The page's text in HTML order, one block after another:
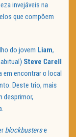
invejáveis na
que compõem
do jovem Liam,
Steve Carell
em encontrar o local
Deste trio, mais
desprimor,
blockbusterse